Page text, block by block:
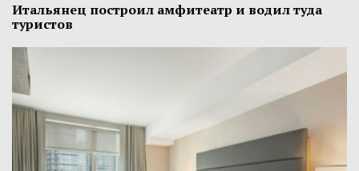
Итальянец построил амфитеатр и водил туда
туристов